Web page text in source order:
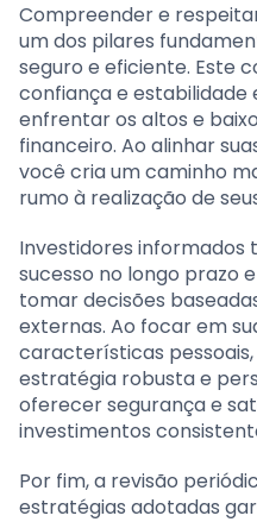
Compreender e
um dos pilares
seguro e eficiente. Este
confiança e estabilidade
enfrentar os altos e
financeiro. Ao alinhar
você cria um caminho
rumo à realização de
Investidores informados
sucesso no longo prazo
tomar decisões
externas. Ao focar em
características
estratégia robusta e
oferecer segurança e
investimentos
Por fim, a revisão
estratégias adotadas